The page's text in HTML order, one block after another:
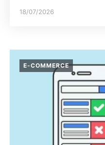
18/07/2026
E-COMMERCE